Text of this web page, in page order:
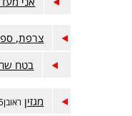
צרפת,
בטח
מגזין ראובן255